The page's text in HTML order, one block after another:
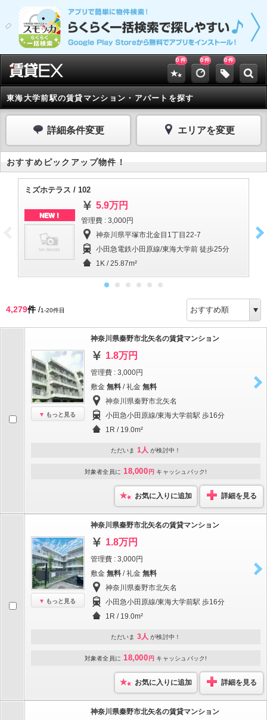
0 件 0件 0件
東海大学前駅の賃貸マンション・アパートを探す
詳細条件変更 エリアを変更
おすすめピックアップ物件！
ミズホテラス / 102
NEW！
5.9万円
管理費 : 3,000円
神奈川県平塚市北金目1丁目22-7
小田急電鉄小田原線/東海大学前 徒歩25分
1K / 25.87m²
4,279件/1-20件目
もっと見る
神奈川県秦野市北矢名の賃貸マンション
1.8万円
管理費 : 3,000円
敷金 無料 / 礼金 無料
神奈川県秦野市北矢名
小田急小田原線/東海大学前駅 歩16分
1R / 19.0m²
ただいま 1人 が検討中！
対象者全員に 18,000 円 キャッシュバック!
お気に入りに追加 詳細を見る
もっと見る
神奈川県秦野市北矢名の賃貸マンション
1.8万円
管理費 : 3,000円
敷金 無料 / 礼金 無料
神奈川県秦野市北矢名
小田急小田原線/東海大学前駅 歩16分
1R / 19.0m²
ただいま 3人 が検討中！
対象者全員に 18,000 円 キャッシュバック!
お気に入りに追加 詳細を見る
神奈川県秦野市北矢名の賃貸マンション